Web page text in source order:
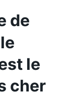
de
le
cher